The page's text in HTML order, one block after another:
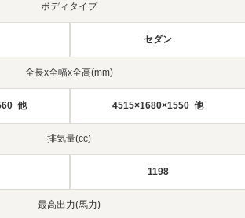
ボディタイプ
セダン
全長x全幅x全高(mm)
他 4515×1680×1550 他
排気量(cc)
1198
最高出力(馬力)